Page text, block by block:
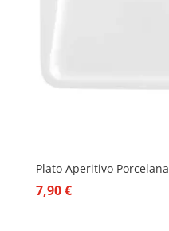
Plato Aperitivo Porcelana
7,90€